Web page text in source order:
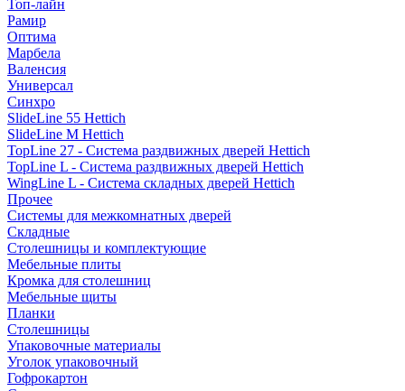
Топ-лайн
Рамир
Оптима
Марбела
Валенсия
Универсал
Синхро
SlideLine 55 Hettich
SlideLine M Hettich
TopLine 27 - Система раздвижных дверей Hettich
TopLine L - Система раздвижных дверей Hettich
WingLine L - Система складных дверей Hettich
Прочее
Системы для межкомнатных дверей
Складные
Столешницы и комплектующие
Мебельные плиты
Кромка для столешниц
Мебельные щиты
Планки
Столешницы
Упаковочные материалы
Уголок упаковочный
Гофрокартон